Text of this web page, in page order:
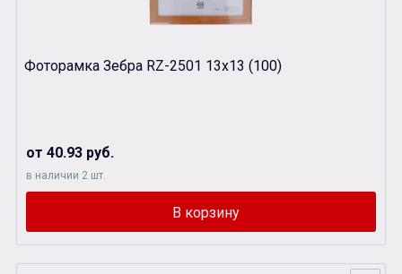
Фоторамка Зебра RZ-2501 13х13 (100)
от 40.93 руб.
в наличии 2 шт.